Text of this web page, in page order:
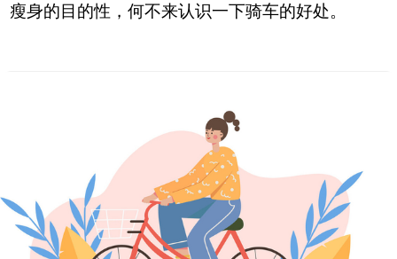
瘦身的目的性，何不来认识一下骑车的好处。